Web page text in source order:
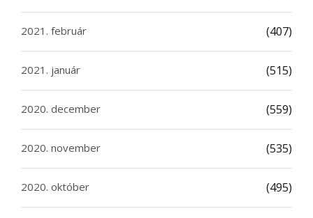
2021. február (407)
2021. január (515)
2020. december (559)
2020. november (535)
2020. október (495)